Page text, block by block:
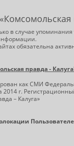
в случае
обязательна
правда -
как СМИ
2014 г.
– Калуга»